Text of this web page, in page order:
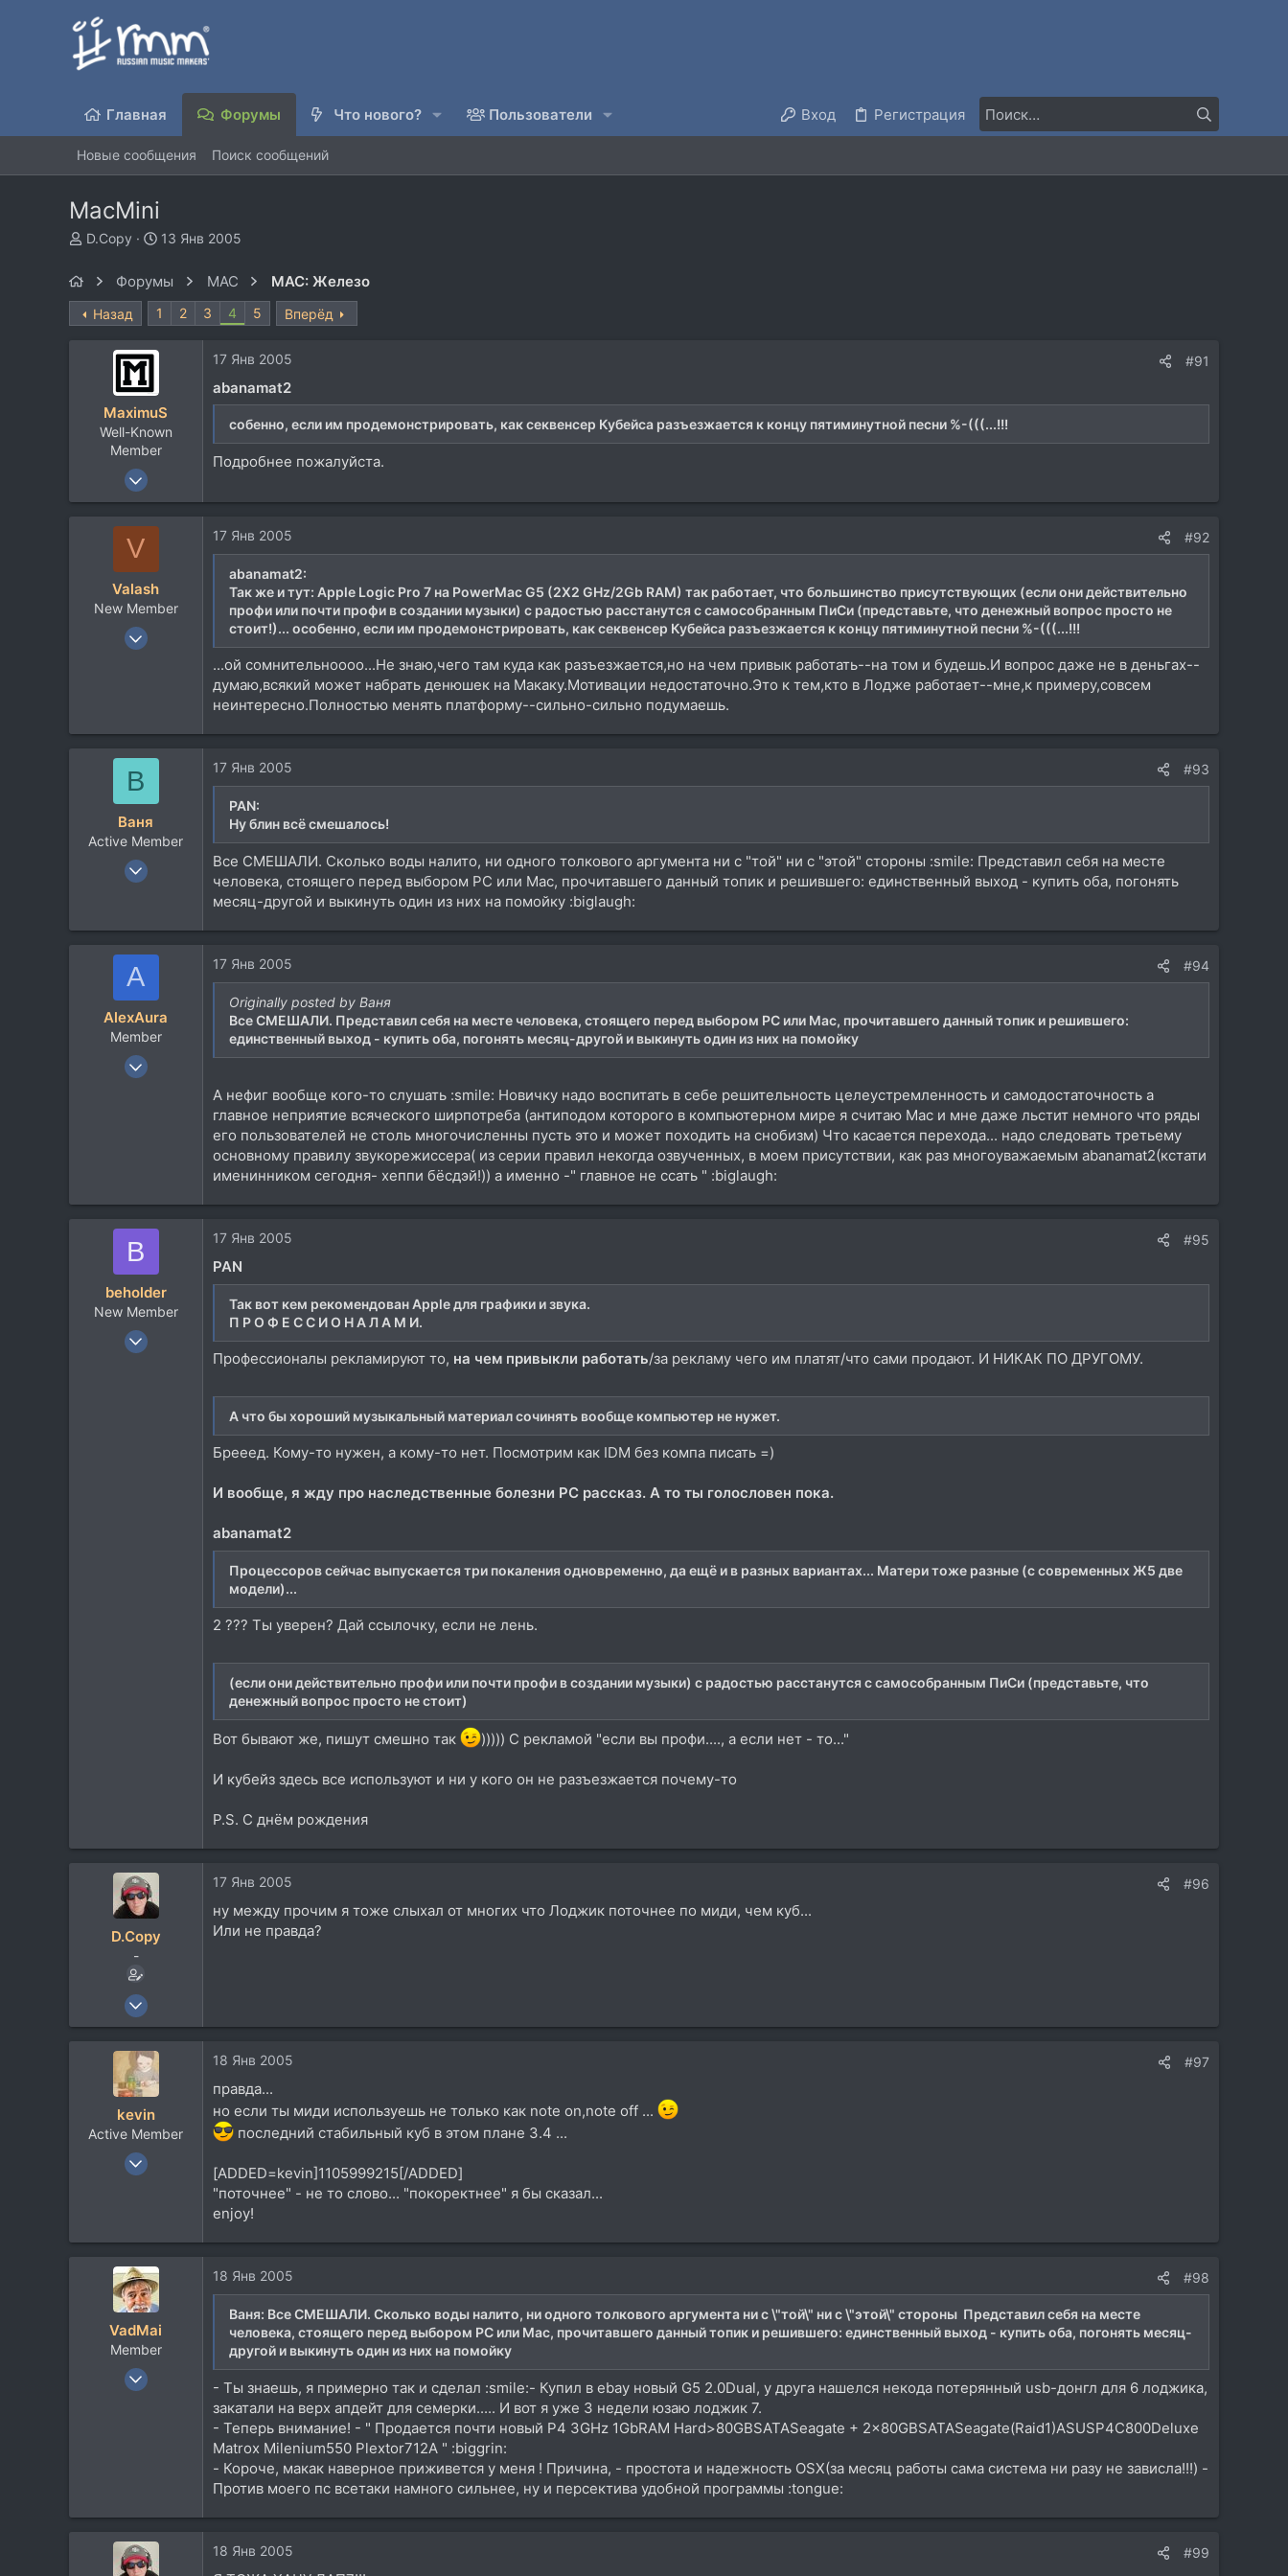
Главная Форумы Что нового? Пользователи Вход Регистрация
Новые сообщения Поиск сообщений
MacMini
А
р
т
D.Copy
Д
а
н
а
13 Янв 2005
Форумы MAC MAC: Железо
Назад 1 2 3 4 5 Вперёд
MaximuS
Well-Known
Member
19 Фев 2003
17 Янв 2005 #91
abanamat2
собенно, если им продемонстрировать, как секвенсер Кубейса разъезжается к концу пятиминутной песни %-(((...!!!
Подробнее пожалуйста.
V
Valash
New Member
26 Окт 2004
55
17 Янв 2005 #92
abanamat2:
Так же и тут: Apple Logic Pro 7 на PowerMac G5 (2X2 GHz/2Gb RAM) так работает, что большинство присутствующих (если они действительно
профи или почти профи в создании музыки) с радостью расстанутся с самособранным ПиСи (представьте, что денежный вопрос просто не
стоит!)... особенно, если им продемонстрировать, как секвенсер Кубейса разъезжается к концу пятиминутной песни %-(((...!!!
...ой сомнительноооо...Не знаю,чего там куда как разъезжается,но на чем привык работать--на том и будешь.И вопрос даже не в деньгах--
думаю,всякий может набрать денюшек на Макаку.Мотивации недостаточно.Это к тем,кто в Лодже работает--мне,к примеру,совсем
неинтересно.Полностью менять платформу--сильно-сильно подумаешь.
В
Ваня
Active Member
28 Апр 2003
Houston, USA
17 Янв 2005 #93
PAN:
Ну блин всё смешалось!
Все СМЕШАЛИ. Сколько воды налито, ни одного толкового аргумента ни с "той" ни с "этой" стороны :smile: Представил себя на месте
человека, стоящего перед выбором PC или Mac, прочитавшего данный топик и решившего: единственный выход - купить оба, погонять
месяц-другой и выкинуть один из них на помойку :biglaugh:
A
AlexAura
Member
29 Июл 2004
17 Янв 2005 #94
Originally posted by Ваня
Все СМЕШАЛИ. Представил себя на месте человека, стоящего перед выбором PC или Mac, прочитавшего данный топик и решившего:
единственный выход - купить оба, погонять месяц-другой и выкинуть один из них на помойку
А нефиг вообще кого-то слушать :smile: Новичку надо воспитать в себе решительность целеустремленность и самодостаточность а
главное неприятие всяческого ширпотреба (антиподом которого в компьютерном мире я считаю Mac и мне даже льстит немного что ряды
его пользователей не столь многочисленны пусть это и может походить на снобизм) Что касается перехода... надо следовать третьему
основному правилу звукорежиссера( из серии правил некогда озвученных, в моем присутствии, как раз многоуважаемым abanamat2(кстати
именинником сегодня- хеппи бёсдэй!)) а именно -" главное не ссать " :biglaugh:
B
beholder
New Member
2 Окт 2003
17 Янв 2005 #95
PAN
Так вот кем рекомендован Apple для графики и звука.
П Р О Ф Е С С И О Н А Л А М И.
Профессионалы рекламируют то, на чем привыкли работать/за рекламу чего им платят/что сами продают. И НИКАК ПО ДРУГОМУ.
А что бы хороший музыкальный материал сочинять вообще компьютер не нужет.
Брееед. Кому-то нужен, а кому-то нет. Посмотрим как IDМ без компа писать =)
И вообще, я жду про наследственные болезни PC рассказ. А то ты голословен пока.
abanamat2
Процессоров сейчас выпускается три покаления одновременно, да ещё и в разных вариантах... Матери тоже разные (с современных Ж5 две
модели)...
2 ??? Ты уверен? Дай ссылочку, если не лень.
(если они действительно профи или почти профи в создании музыки) с радостью расстанутся с самособранным ПиСи (представьте, что
денежный вопрос просто не стоит)
Вот бывают же, пишут смешно так ))))) C рекламой "если вы профи...., а если нет - то..."
И кубейз здесь все используют и ни у кого он не разъезжается почему-то
P.S. C днём рождения
D.Copy
-
7 Апр 2004
4.862
17 Янв 2005 #96
ну между прочим я тоже слыхал от многих что Лоджик поточнее по миди, чем куб...
Или не правда?
kevin
Active Member
4 Окт 2004
46
18 Янв 2005 #97
правда...
но если ты миди используешь не только как note on,note off ...
последний стабильный куб в этом плане 3.4 ...
[ADDED=kevin]1105999215[/ADDED]
"поточнее" - не то слово... "покоректнее" я бы сказал...
enjoy!
VadMai
Member
15 Апр 2004
Посетить сайт
18 Янв 2005 #98
Ваня: Все СМЕШАЛИ. Сколько воды налито, ни одного толкового аргумента ни с \"той\" ни с \"этой\" стороны Представил себя на месте
человека, стоящего перед выбором PC или Mac, прочитавшего данный топик и решившего: единственный выход - купить оба, погонять месяц-
другой и выкинуть один из них на помойку
- Tы знаешь, я примерно так и сделал :smile:- Купил в ebay новый G5 2.0Dual, у друга нашелся некода потерянный usb-донгл для 6 лоджика,
закатали на верх апдейт для семерки..... И вот я уже 3 недели юзаю лоджик 7.
- Теперь внимание! - " Продается почти новый Р4 3GHz 1GbRAM Hard>80GBSATASeagate + 2x80GBSATASeagate(Raid1)ASUSP4C800Deluxe
Matrox Milenium550 Plextor712A " :biggrin:
- Короче, макак наверное приживется у меня ! Причина, - простота и надежность OSX(за месяц работы сама система ни разу не зависла!!!) -
Против моего пс всетаки намного сильнее, ну и персектива удобной программы :tongue:
18 Янв 2005 #99